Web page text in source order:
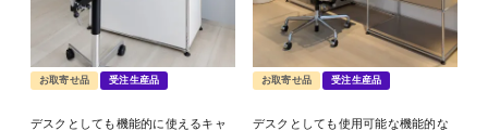
お取寄せ品 受注生産品
デスクとしても機能的に使えるキャ
お取寄せ品 受注生産品
デスクとしても使用可能な機能的な